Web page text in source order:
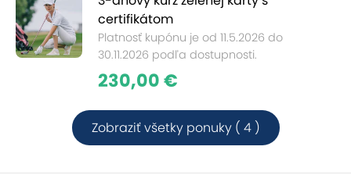
certifikátom
Platnosť kupónu je od 11.5.2026 do
30.11.2026 podľa dostupnosti.
230,00 €
Zobraziť všetky ponuky ( 4 )